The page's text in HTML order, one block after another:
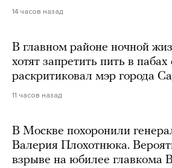
14 часов назад
В главном районе ночной
хотят запретить пить в
раскритиковал мэр города
11 часов назад
В Москве похоронили
Валерия Плохотнюка.
взрыве на юбилее главкома